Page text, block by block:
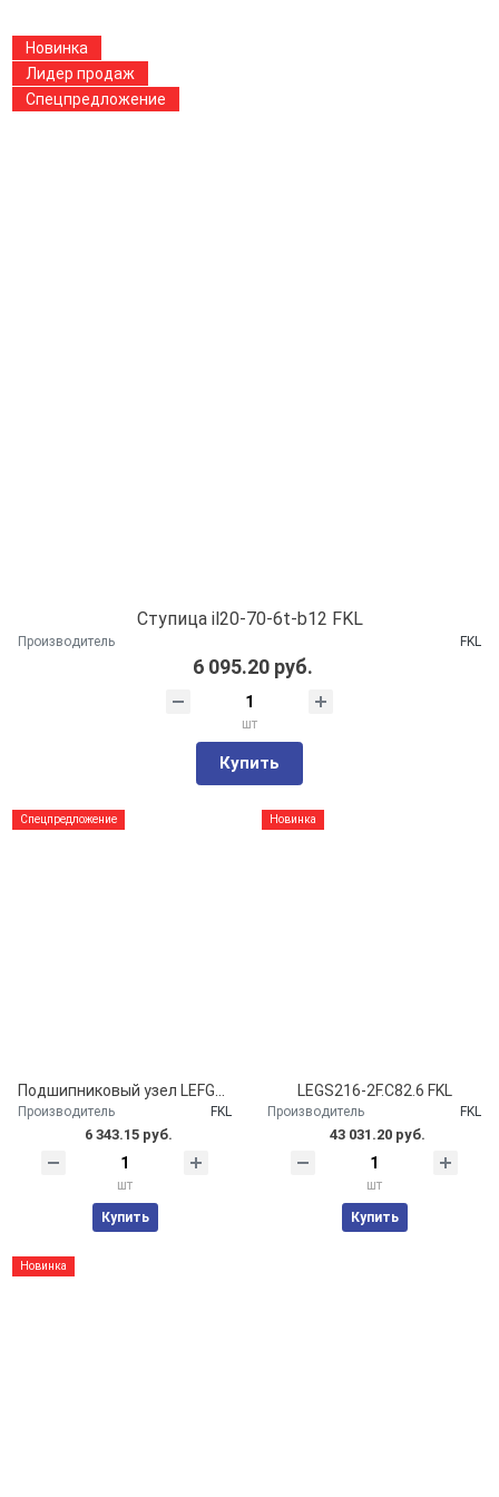
Новинка
Лидер продаж
Спецпредложение
Ступица il20-70-6t-b12 FKL
Производитель FKL
6 095.20 руб.
шт
Купить
Спецпредложение
Производитель FKL
6 343.15 руб.
шт
Купить
Новинка
LEGS216-2F.С82.6 FKL
Производитель FKL
43 031.20 руб.
шт
Купить
Новинка